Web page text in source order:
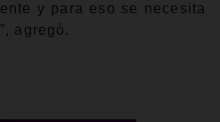
y para eso se necesita
agregó.